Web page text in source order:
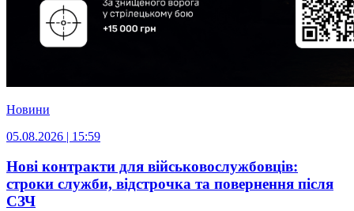
Новини
05.08.2026 | 15:59
Нові контракти для військовослужбовців:
строки служби, відстрочка та повернення після
СЗЧ